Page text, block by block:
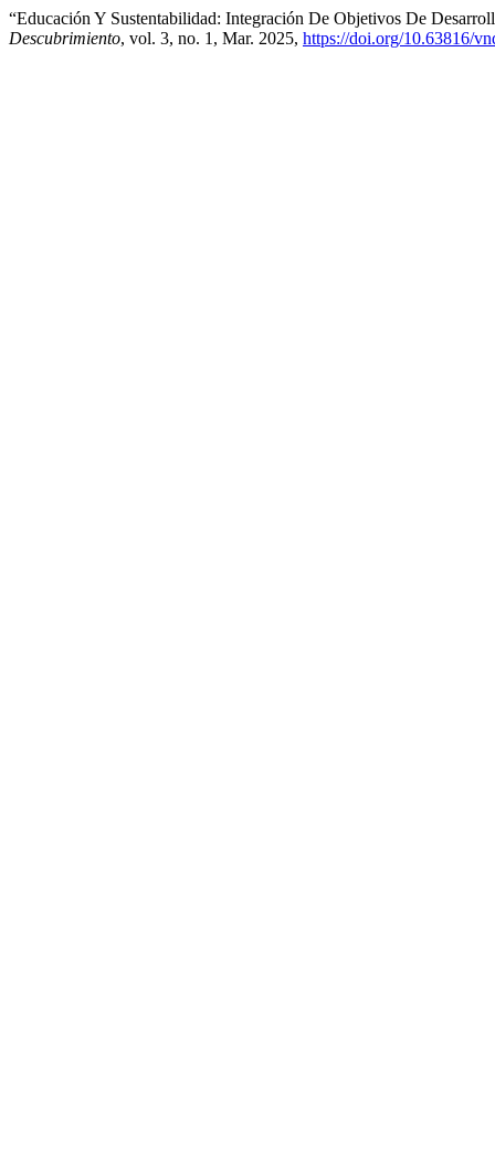
“Educación Y Sustentabilidad: Integración De Objetivos De
Descubrimiento, vol. 3, no. 1, Mar. 2025, https://doi.org/10.63816/